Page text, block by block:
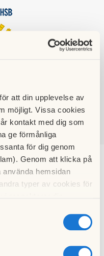
att din upplevelse av
möjligt. Vissa cookies
kontakt med dig som
ge förmånliga
för dig genom
Genom att klicka på
hemsidan
typer av cookies för
ett urval.
SÖK